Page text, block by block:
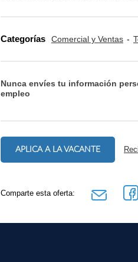
Categorías Comercial y Ventas
Nunca envíes tu información
empleo
APLICA A LA VACANTE
Comparte esta oferta: